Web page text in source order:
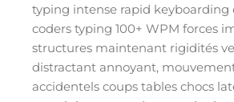
typing intense rapid keyboarding
coders typing 100+ WPM forces
structures maintenant rigidités
distractant annoyant,
accidentels coups tables chocs